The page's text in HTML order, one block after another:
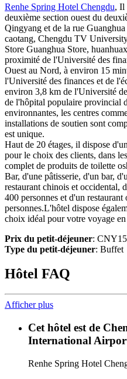
Renhe Spring Hotel Chengdu, Il
deuxième section ouest du
Qingyang et de la rue
caotang, Chengdu TV
Store Guanghua Store,
proximité de l'Université des
Ouest au Nord, à environ 15
l'Université des finances et de
environ 3,8 km de l'Université
de l'hôpital populaire provincial
environnantes, les centres
installations de soutien sont
est unique.
Haut de 20 étages, il dispose
pour le choix des clients, dans
complet de produits de toilette
Bar, d'une pâtisserie, d'un bar,
restaurant chinois et occidental,
400 personnes et d'un
personnes.L'hôtel dispose
choix idéal pour votre voyage
Prix du petit-déjeuner:
Type du petit-déjeuner: Buffet
Hôtel FAQ
Afficher plus
Cet hôtel est de
International Airport
Renhe Spring Hotel